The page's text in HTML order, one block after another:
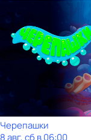
Черепашки
8 авг, сб в 06:00